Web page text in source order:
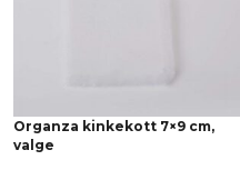
Organza kinkekott 7×9 cm,
valge